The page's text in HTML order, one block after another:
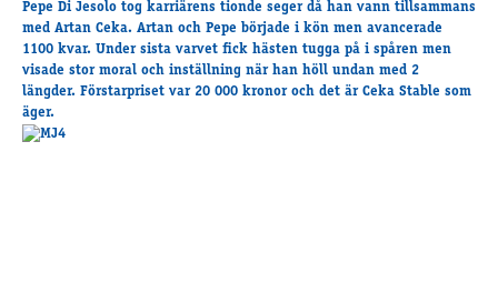
Månadens B-tränare 2026
Euro Classic Trot
Andelshästar
Pepe Di Jesolo tog karriärens tionde seger då han vann tillsammans
med Artan Ceka. Artan och Pepe började i kön men avancerade
1100 kvar. Under sista varvet fick hästen tugga på i spåren men
visade stor moral och inställning när han höll undan med 2
längder. Förstarpriset var 20 000 kronor och det är Ceka Stable som
äger.